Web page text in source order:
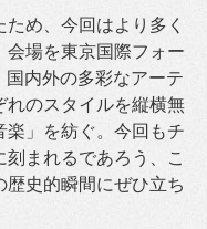
め、 今回はより多く
会場を東京国際フォー
国内外の多彩なアーテ
れのスタイルを縦横無
」を紡ぐ。今回もチ
まれるであろう、こ
歴史的瞬間にぜひ立ち